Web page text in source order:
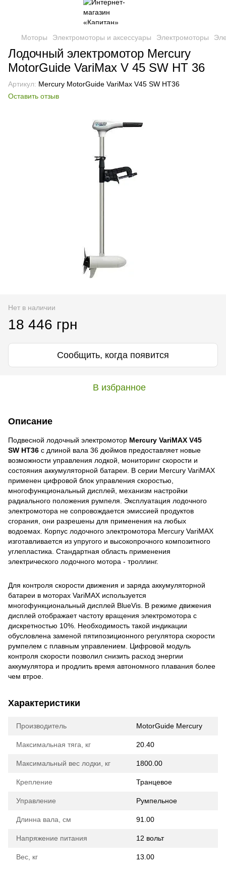
Моторы Электромоторы и аксессуары Электромоторы
Лодочный электромотор Mercury
MotorGuide VariMax V 45 SW HT 36
Артикул: Mercury MotorGuide VariMax V45 SW HT36
Оставить отзыв
Нет в наличии
18 446 грн
Сообщить, когда появится
В избранное
Описание
Подвесной лодочный электромотор Mercury VariMAX V45
SW HT36 с длиной вала 36 дюймов предоставляет новые
возможности управления лодкой, мониторинг скорости и
состояния аккумуляторной батареи. В серии Mercury VariMAX
применен цифровой блок управления скоростью,
многофункциональный дисплей, механизм настройки
радиального положения румпеля. Эксплуатация лодочного
электромотора не сопровождается эмиссией продуктов
сгорания, они разрешены для применения на любых
водоемах. Корпус лодочного электромотора Mercury VariMAX
изготавливается из упругого и высокопрочного композитного
углепластика. Стандартная область применения
электрического лодочного мотора - троллинг.
Для контроля скорости движения и заряда аккумуляторной
батареи в моторах VariMAX используется
многофункциональный дисплей BlueVis. В режиме движения
дисплей отображает частоту вращения электромотора с
дискретностью 10%. Необходимость такой индикации
обусловлена заменой пятипозиционного регулятора скорости
румпелем с плавным управлением. Цифровой модуль
контроля скорости позволил снизить расход энергии
аккумулятора и продлить время автономного плавания более
чем втрое.
Характеристики
Производитель MotorGuide Mercury
Максимальная тяга, кг 20.40
Максимальный вес лодки, кг 1800.00
Крепление Транцевое
Управление Румпельное
Длинна вала, см 91.00
Напряжение питания 12 вольт
Вес, кг 13.00